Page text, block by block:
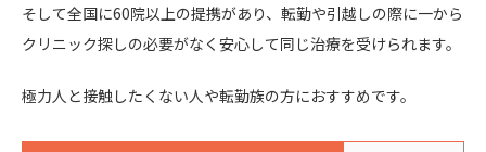
そして全国に60院以上の提携があり、転勤や引越しの際に一から
クリニック探しの必要がなく安心して同じ治療を受けられます。
極力人と接触したくない人や転勤族の方におすすめです。